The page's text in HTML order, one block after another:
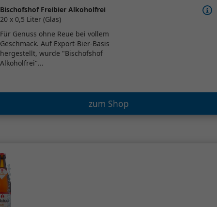
Bischofshof Freibier Alkoholfrei
20 x 0,5 Liter (Glas)
Für Genuss ohne Reue bei vollem
Geschmack. Auf Export-Bier-Basis
hergestellt, wurde "Bischofshof
Alkoholfrei"...
zum Shop